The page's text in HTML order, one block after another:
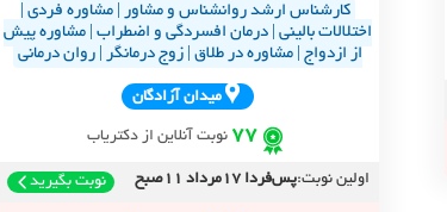
کارشناس ارشد روانشناس و مشاور | مشاوره فردی |
اختلالات بالینی | درمان افسردگی و اضطراب | مشاوره پیش
از ازدواج | مشاوره در طلاق | زوج درمانگر | روان درمانی
ميدان آزادگان
77 نوبت آنلاین از دکتریاب
اولین نوبت:پس‌فردا 17مرداد 11صبح نوبت بگیرید